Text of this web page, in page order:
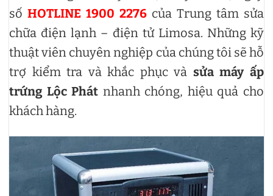
số HOTLINE 1900 2276 của Trung tâm sửa
chữa điện lạnh – điện tử Limosa. Những kỹ
thuật viên chuyên nghiệp của chúng tôi sẽ hỗ
trợ kiểm tra và khắc phục và sửa máy ấp
trứng Lộc Phát nhanh chóng, hiệu quả cho
khách hàng.